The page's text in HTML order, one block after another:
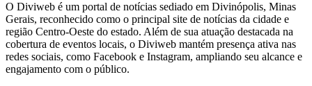
​O Diviweb é um portal de notícias sediado em Divinópolis, Minas
Gerais, reconhecido como o principal site de notícias da cidade e
região Centro-Oeste do estado. Além de sua atuação destacada na
cobertura de eventos locais, o Diviweb mantém presença ativa nas
redes sociais, como Facebook e Instagram, ampliando seu alcance e
engajamento com o público.